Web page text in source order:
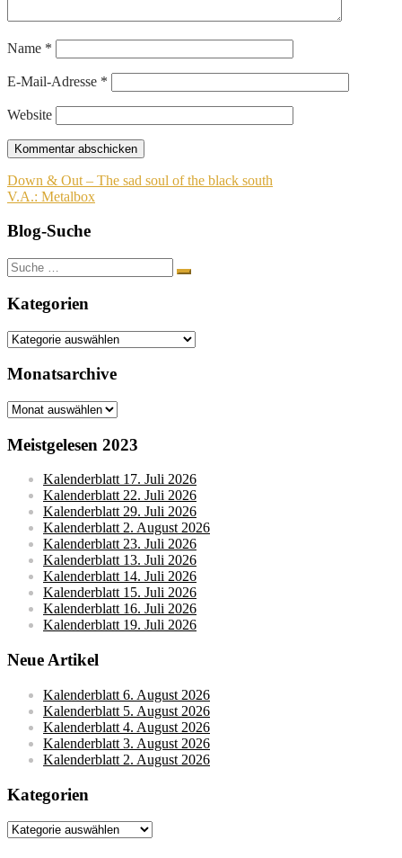
Name *
E-Mail-Adresse *
Website
Beitragsnavigation
Down & Out – The sad soul of the black south
V.A.: Metalbox
Blog-Suche
Suche
nach:
Kategorien
Kategorien
Monatsarchive
Monatsarchive
Meistgelesen 2023
Kalenderblatt 17. Juli 2026
Kalenderblatt 22. Juli 2026
Kalenderblatt 29. Juli 2026
Kalenderblatt 2. August 2026
Kalenderblatt 23. Juli 2026
Kalenderblatt 13. Juli 2026
Kalenderblatt 14. Juli 2026
Kalenderblatt 15. Juli 2026
Kalenderblatt 16. Juli 2026
Kalenderblatt 19. Juli 2026
Neue Artikel
Kalenderblatt 6. August 2026
Kalenderblatt 5. August 2026
Kalenderblatt 4. August 2026
Kalenderblatt 3. August 2026
Kalenderblatt 2. August 2026
Kategorien
Kategorien